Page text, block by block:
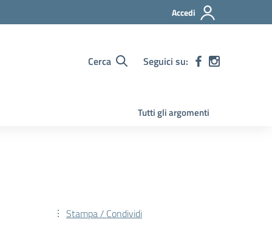
Accedi
Cerca Seguici su:
Tutti gli argomenti
Stampa / Condividi